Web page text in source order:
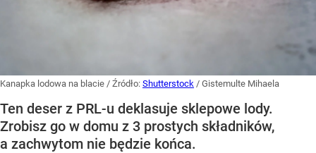
Kanapka lodowa na blacie / Źródło: Shutterstock / Gistemulte Mihaela
Ten deser z PRL-u deklasuje sklepowe lody.
Zrobisz go w domu z 3 prostych składników,
a zachwytom nie będzie końca.